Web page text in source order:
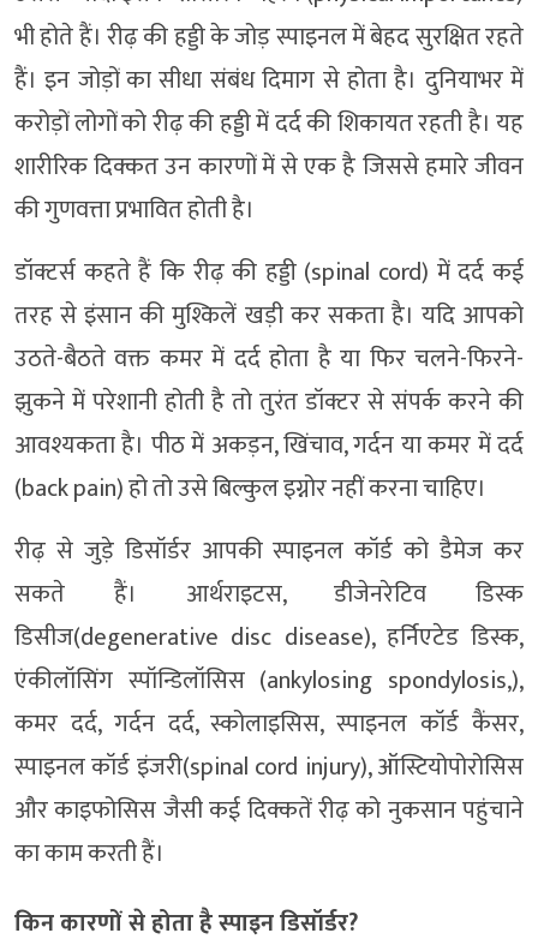
भी होते हैं। रीढ़ की हड्डी के जोड़ स्पाइनल में बेहद सुरक्षित रहते
हैं। इन जोड़ों का सीधा संबंध दिमाग से होता है। दुनियाभर में
करोड़ों लोगों को रीढ़ की हड्डी में दर्द की शिकायत रहती है। यह
शारीरिक दिक्कत उन कारणों में से एक है जिससे हमारे जीवन
की गुणवत्ता प्रभावित होती है।
डॉक्टर्स कहते हैं कि रीढ़ की हड्डी (spinal cord) में दर्द कई
तरह से इंसान की मुश्किलें खड़ी कर सकता है। यदि आपको
उठते-बैठते वक्त कमर में दर्द होता है या फिर चलने-फिरने-
झुकने में परेशानी होती है तो तुरंत डॉक्टर से संपर्क करने की
आवश्यकता है। पीठ में अकड़न, खिंचाव, गर्दन या कमर में दर्द
(back pain) हो तो उसे बिल्कुल इग्नोर नहीं करना चाहिए।
रीढ़ से जुड़े डिसॉर्डर आपकी स्पाइनल कॉर्ड को डैमेज कर
सकते हैं। आर्थराइटस, डीजेनरेटिव डिस्क
डिसीज(degenerative disc disease), हर्निएटेड डिस्क,
एंकीलॉसिंग स्पॉन्डिलॉसिस (ankylosing spondylosis,),
कमर दर्द, गर्दन दर्द, स्कोलाइसिस, स्पाइनल कॉर्ड कैंसर,
स्पाइनल कॉर्ड इंजरी(spinal cord injury), ऑस्टियोपोरोसिस
और काइफोसिस जैसी कई दिक्कतें रीढ़ को नुकसान पहुंचाने
का काम करती हैं।
किन कारणों से होता है स्पाइन डिसॉर्डर?